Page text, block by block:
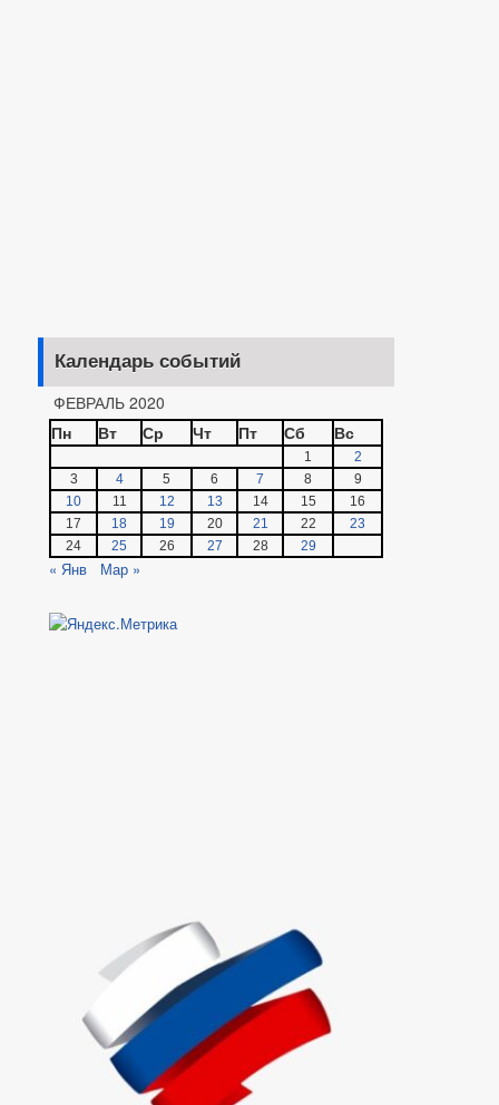
Календарь событий
ФЕВРАЛЬ 2020
Пн
Вт Ср Чт Пт Сб Вс
1
2
3
4 5 6 7 8
9
10
11 12 13 14 15
16
17
18 19 20 21 22
23
24
25 26 27 28 29
« Янв Мар »